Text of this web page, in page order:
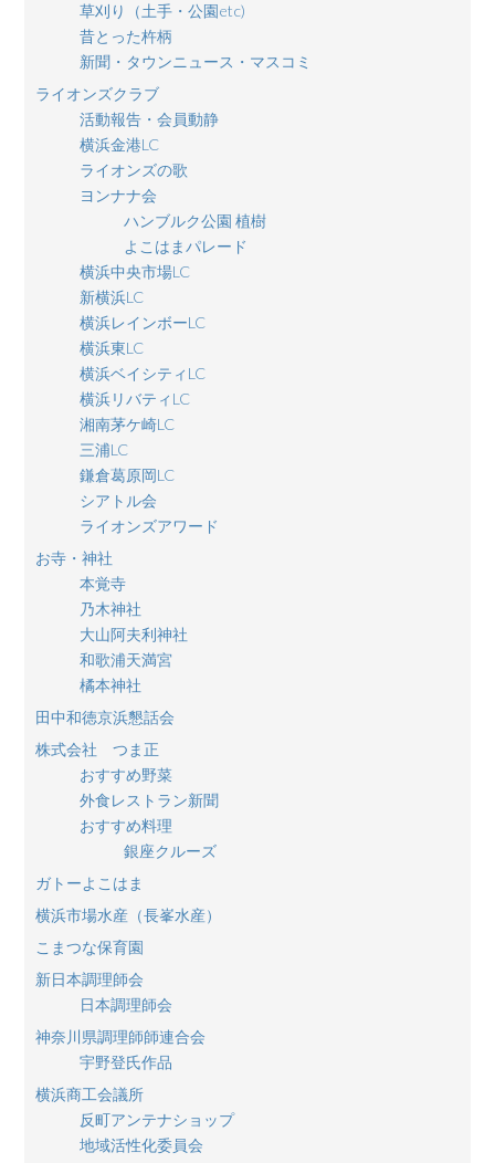
草刈り（土手・公園etc)
昔とった杵柄
新聞・タウンニュース・マスコミ
ライオンズクラブ
活動報告・会員動静
横浜金港LC
ライオンズの歌
ヨンナナ会
ハンブルク公園 植樹
よこはまパレード
横浜中央市場LC
新横浜LC
横浜レインボーLC
横浜東LC
横浜ベイシティLC
横浜リバティLC
湘南茅ケ崎LC
三浦LC
鎌倉葛原岡LC
シアトル会
ライオンズアワード
お寺・神社
本覚寺
乃木神社
大山阿夫利神社
和歌浦天満宮
橘本神社
田中和徳京浜懇話会
株式会社 つま正
おすすめ野菜
外食レストラン新聞
おすすめ料理
銀座クルーズ
ガトーよこはま
横浜市場水産（長峯水産）
こまつな保育園
新日本調理師会
日本調理師会
神奈川県調理師師連合会
宇野登氏作品
横浜商工会議所
反町アンテナショップ
地域活性化委員会